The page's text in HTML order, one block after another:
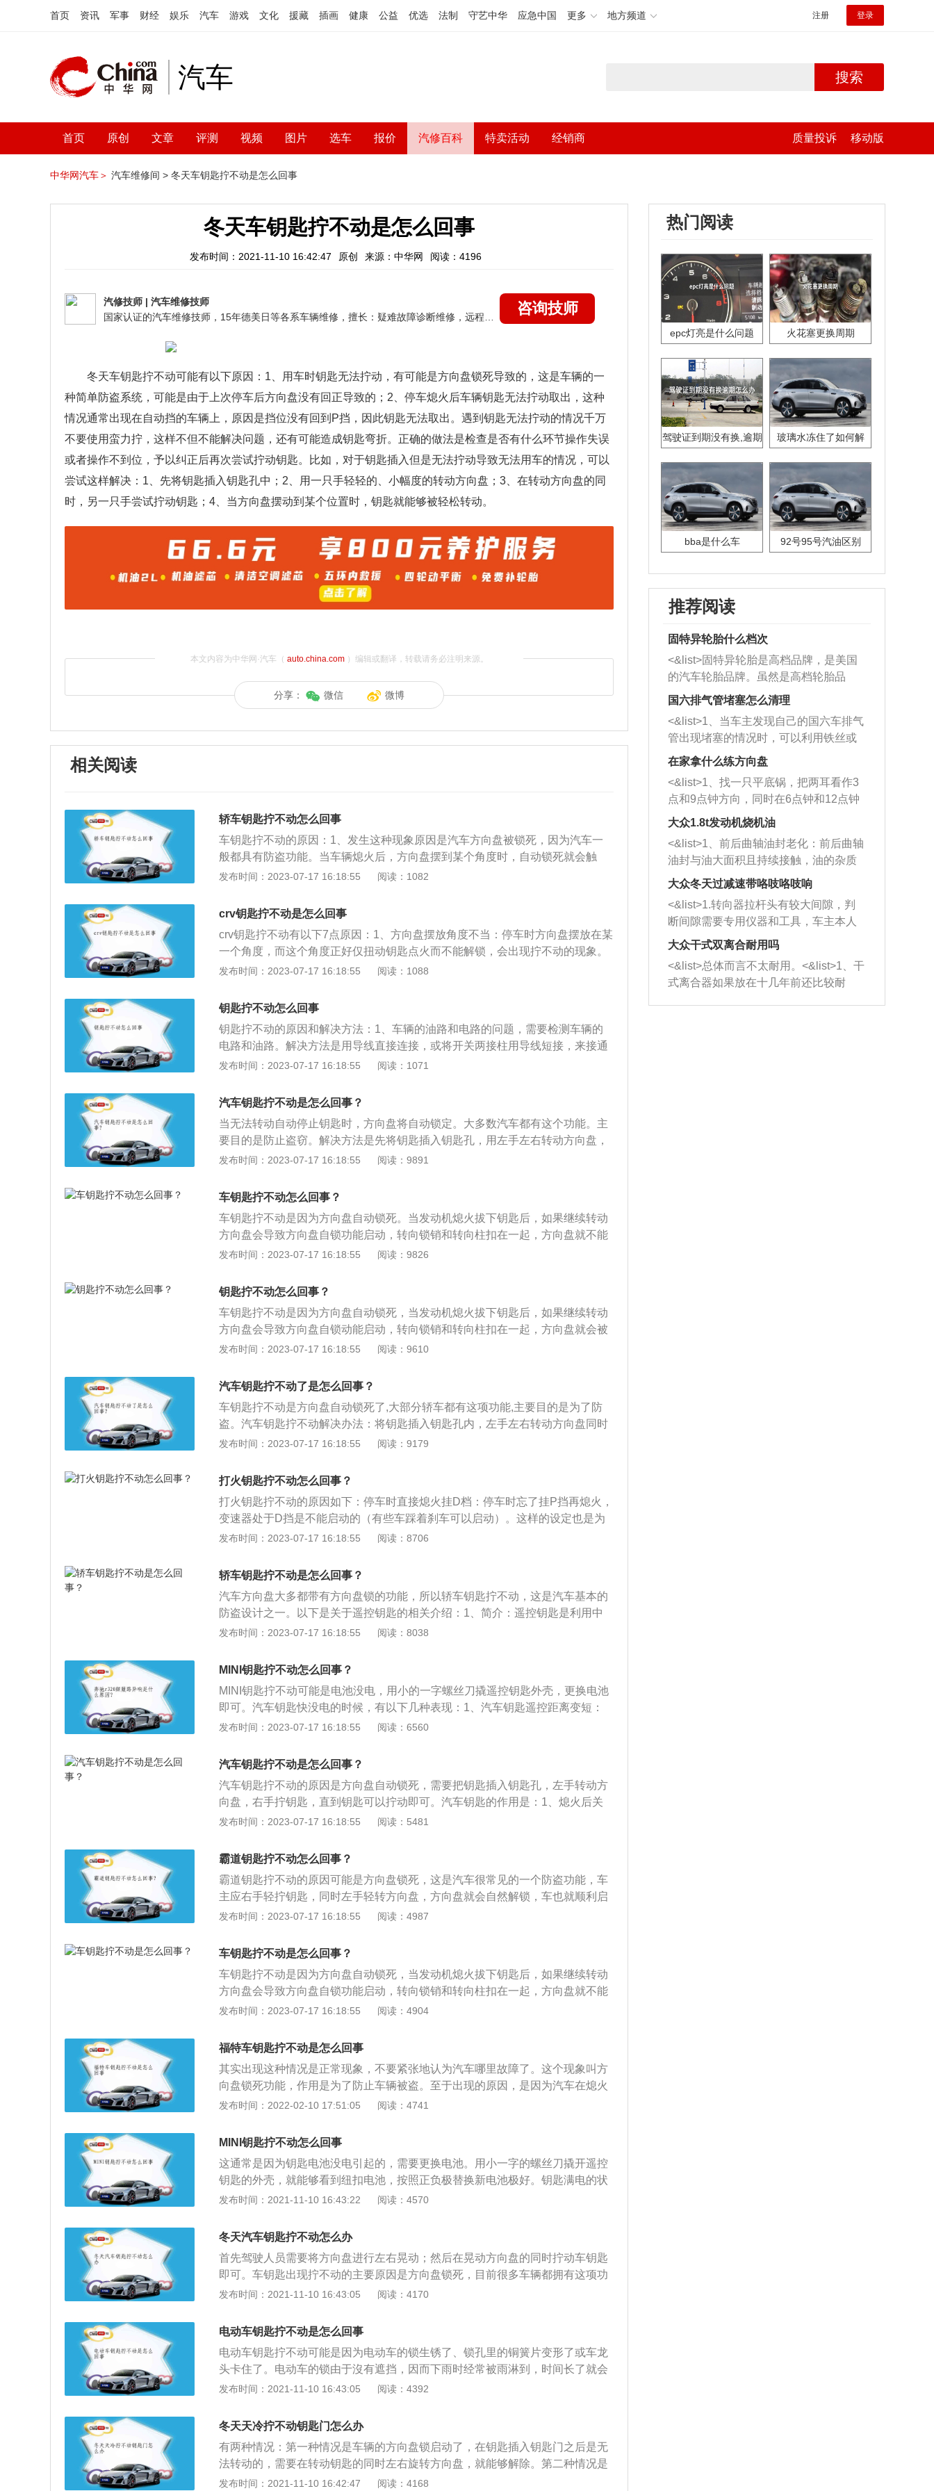
首页 资讯 军事 财经 娱乐 汽车 游戏 文化 援藏 插画 健康 公益 优选 法制 守艺中华 应急中国 更多 地方频道 注册 登录
汽车 搜索
首页 原创 文章 评测 视频 图片 选车 报价 汽修百科 特卖活动 经销商 质量投诉 移动版
中华网汽车＞ 汽车维修间 > 冬天车钥匙拧不动是怎么回事
冬天车钥匙拧不动是怎么回事
发布时间：2021-11-10 16:42:47 原创 来源：中华网 阅读：4196
汽修技师 | 汽车维修技师
咨询技师
冬天车钥匙拧不动可能有以下原因：1、用车时钥匙无法拧动，有可能是方向盘锁死导致的，这是车辆的一
种简单防盗系统，可能是由于上次停车后方向盘没有回正导致的；2、停车熄火后车辆钥匙无法拧动取出，这种
情况通常出现在自动挡的车辆上，原因是挡位没有回到P挡，因此钥匙无法取出。遇到钥匙无法拧动的情况千万
不要使用蛮力拧，这样不但不能解决问题，还有可能造成钥匙弯折。正确的做法是检查是否有什么环节操作失误
或者操作不到位，予以纠正后再次尝试拧动钥匙。比如，对于钥匙插入但是无法拧动导致无法用车的情况，可以
尝试这样解决：1、先将钥匙插入钥匙孔中；2、用一只手轻轻的、小幅度的转动方向盘；3、在转动方向盘的同
时，另一只手尝试拧动钥匙；4、当方向盘摆动到某个位置时，钥匙就能够被轻松转动。
本文内容为中华网·汽车（ auto.china.com）编辑或翻译，转载请务必注明来源。
分享： 微信 微博
相关阅读
轿车钥匙拧不动怎么回事
车钥匙拧不动的原因：1、发生这种现象原因是汽车方向盘被锁死，因为汽车一
般都具有防盗功能。当车辆熄火后，方向盘摆到某个角度时，自动锁死就会触
发，这时候如果拿钥匙点火就不能拧不动；解决方法：当发现钥匙拧不动时，不
方法其实很简单，把钥匙插入钥匙孔，左手左右转动方向盘，右手轻轻拧钥匙，
直到钥匙可以拧动；2、由于洗车后残留的水进入钥匙孔造成，当钥匙插入锁孔
后，里面的锁止机构不能弹起，出现钥匙无法拧动；解决方法：此时不要用力去
拧钥匙，否则会造成钥匙的损坏或是变形而无法使用。应使用遥控器开启车门或
是给门锁加热的方式打开。3、忘记把档位回归到原位，所以轿车钥匙拧不动；
发布时间：2023-07-17 16:18:55 阅读：1082
crv钥匙拧不动是怎么回事
crv钥匙拧不动有以下7点原因：1、方向盘摆放角度不当：停车时方向盘摆放在某
一个角度，而这个角度正好仅扭动钥匙点火而不能解锁，会出现拧不动的现象。
解决方法：可以右手轻扭钥匙，左手轻转方向盘，方向盘就自然解锁。2、方向
方向盘转动，就会导致方向盘自锁功能启动，转向锁销和转向柱扣在一起，方向
盘就不能动，即使是插进钥匙用力拧也拧不动，这是车辆的防盗系统认为汽车存
在被盗风险，所以锁死方向盘来实现防盗功能。解决方法：需要等待一两个小时
锁定解除后，再进行解锁尝试。3、钥匙簧片磨损卡下线：如果用以上方法都很
难转动钥匙，并且可以明确判断与方向盘无关，那么故障原因应该是钥匙簧片磨
不对：例如拧钥匙的方向错了。解决方法：建议尝试向反方向拧动。5、锁芯生
锈：解决方法：可以尝试给锁芯里面加点发动机油，润滑一下，看看能否打开，
如果还是不能打开，需更换锁芯。6、钥匙不匹配：可能是后期重新配的钥匙，
的。解决方法：建议对门锁部分进行加温处理，使冻在钥匙孔中的水融化。
发布时间：2023-07-17 16:18:55 阅读：1088
钥匙拧不动怎么回事
钥匙拧不动的原因和解决方法：1、车辆的油路和电路的问题，需要检测车辆的
电路和油路。解决方法是用导线直接连接，或将开关两接柱用导线短接，来接通
点火电路。2、方向盘自动锁死的功能起动，方向盘锁死是车辆上的一种防盗功
洗车后残留的水进入钥匙孔造成的，当钥匙插入锁孔后，里面的锁止机构不能弹
起，出现钥匙无法拧动。解决方法是给钥匙孔加热打开。4、拿错钥匙了，拿成
别的钥匙。解决方法是用相对应的钥匙。以下是钥匙各项功能详解：1、解锁
键：钥匙上标有的开锁图案的按钮，用于解开车辆车门、车窗的锁定，解除防盗
功能。2、锁车键：钥匙上标有的关锁图案的按钮，用于锁定车辆的车门、车
解除后备箱的锁定。4、寻车键：钥匙上标有喇叭图案的按钮，用于远距离唤醒
车辆并发出响声，能使车主辨别车辆位置。
发布时间：2023-07-17 16:18:55 阅读：1071
汽车钥匙拧不动是怎么回事？
当无法转动自动停止钥匙时，方向盘将自动锁定。大多数汽车都有这个功能。主
要目的是防止盗窃。解决方法是先将钥匙插入钥匙孔，用左手左右转动方向盘，
然后用右手转动钥匙，直到钥匙可以转动为止，方向盘将解锁。当发现钥匙无法
拔出，这在自动档车辆中经常发生。原因是自动档车辆并没有真正回到P档的位
置。有时它看起来好像已经回到了原来的位置，但它没有接触到电子传感器，或
者齿轮槽中有硬币和其他东西阻碍了它的返回。车主应检查挡槽内是否有异物并
清理干净；启动汽车，再次移动档位，确认其完全返回，然后拔出钥匙。
发布时间：2023-07-17 16:18:55 阅读：9891
车钥匙拧不动怎么回事？
车钥匙拧不动是因为方向盘自动锁死。当发动机熄火拔下钥匙后，如果继续转动
方向盘会导致方向盘自锁功能启动，转向锁销和转向柱扣在一起，方向盘就不能
动了，再插进钥匙时用力拧也拧不动。解决方法是：在拧汽车钥匙的同时轻微转
动方向盘就会自动落锁。随着对防盗安全意识的增强，现在的汽车都增设有方向
盘锁止构造，也就是说盗贼进入车内只要转一下方向盘，即处于方向盘锁死状
态，即便发动车也只能原地转圈。
发布时间：2023-07-17 16:18:55 阅读：9826
钥匙拧不动怎么回事？
车钥匙拧不动是因为方向盘自动锁死，当发动机熄火拔下钥匙后，如果继续转动
方向盘会导致方向盘自锁动能启动，转向锁销和转向柱扣在一起，方向盘就会被
锁定。关于车钥匙hold按键的相关信息如下：1、简介：hold键长按几秒开启后备
2、其他功能：hold键不是后备箱开启键，是远程启动发动机按钮。在远程距离
内，按住2至3秒种，汽车自动启动。这个功能在冬天和夏天时，可以提前调整车
内温度。
发布时间：2023-07-17 16:18:55 阅读：9610
汽车钥匙拧不动了是怎么回事？
车钥匙拧不动是方向盘自动锁死了,大部分轿车都有这项功能,主要目的是为了防
盗。汽车钥匙拧不动解决办法：将钥匙插入钥匙孔内，左手左右转动方向盘同时
右手拧动钥匙，直到可以拧动即可。汽车钥匙的作用：汽车遥控钥匙主要作用是
匙端发出信号。信号中包含相应的命令信息,汽车端天线接收到电波信号,经过车身
控制模块BCM认证后,有执行器实现开锁/闭锁的动作。
发布时间：2023-07-17 16:18:55 阅读：9179
打火钥匙拧不动怎么回事？
打火钥匙拧不动的原因如下：停车时直接熄火挂D档：停车时忘了挂P挡再熄火，
变速器处于D挡是不能启动的（有些车踩着刹车可以启动）。这样的设定也是为
了安全考虑，挂着有挡位的车子一启动就自动往前冲，而且是在毫不知情的情况
正常启动。停车后方向盘没回正：这其实不是车的问题，而是在拔下车钥匙后，
方向盘没回正或有转动，就会导致方向盘自锁功能启动，转向锁销和转向柱扣在
一起，方向盘就不能动，即使是插进钥匙用力拧也拧不动。这个功能是大部分车
型都具有的普通防盗功能。解决方法也很简单，就是边晃方向盘边拧钥匙，否则
就是把钥匙拧断了也不可能启动发动机。
发布时间：2023-07-17 16:18:55 阅读：8706
轿车钥匙拧不动是怎么回事？
汽车方向盘大多都带有方向盘锁的功能，所以轿车钥匙拧不动，这是汽车基本的
防盗设计之一。以下是关于遥控钥匙的相关介绍：1、简介：遥控钥匙是利用中
控锁的无线遥控功能，不用把钥匙键插入锁孔中就可以远距离开门和锁门的钥
收该电波信号，经电子控制单元（ECU,ElectronicControlUnit）识别信号代码，
再由该系统的执行器（电动机或电磁线圈）执行开/闭锁的动作。
发布时间：2023-07-17 16:18:55 阅读：8038
MINI钥匙拧不动怎么回事？
MINI钥匙拧不动可能是电池没电，用小的一字螺丝刀撬遥控钥匙外壳，更换电池
即可。汽车钥匙快没电的时候，有以下几种表现：1、汽车钥匙遥控距离变短：
之前在6米以内的距离可以打开车门，钥匙没电的时候，就需要靠近车子，甚至
才有反应，那么就说明，车钥匙即将没电。3、仪表盘直接显示，有些车型的仪
表盘上会直接显示遥控钥匙剩余电量，及时更换即可。
发布时间：2023-07-17 16:18:55 阅读：6560
汽车钥匙拧不动是怎么回事？
汽车钥匙拧不动的原因是方向盘自动锁死，需要把钥匙插入钥匙孔，左手转动方
向盘，右手拧钥匙，直到钥匙可以拧动即可。汽车钥匙的作用是：1、熄火后关
车窗，车窗会自动升起关闭；2、停车场找车方便；3、自动开后备箱；4、遥控
乱扔；3、备用钥匙不要放在车内；4、更换电池前，要先看清电池更换图解，尽
量选择原装电池；5、不要接触金属物品。
发布时间：2023-07-17 16:18:55 阅读：5481
霸道钥匙拧不动怎么回事？
霸道钥匙拧不动的原因可能是方向盘锁死，这是汽车很常见的一个防盗功能，车
主应右手轻拧钥匙，同时左手轻转方向盘，方向盘就会自然解锁，车也就顺利启
动。汽车钥匙是开关汽车的工具，现在汽车钥匙均使用芯片，为磁性芯片系统。
动机提供强劲输出功率及扭矩，配以高度坚固的车架以及强化的悬架系统，崎岖
的旅途也会变得舒适顺畅。
发布时间：2023-07-17 16:18:55 阅读：4987
车钥匙拧不动是怎么回事？
车钥匙拧不动是因为方向盘自动锁死，当发动机熄火拔下钥匙后，如果继续转动
方向盘会导致方向盘自锁功能启动，转向锁销和转向柱扣在一起，方向盘就不能
动了，再插进钥匙时用力拧也拧不动，解决方法是在拧汽车钥匙的同时轻微转动
方向盘就会自动落锁。随着对防盗安全意识的增强，现在的汽车都增设有方向盘
锁止构造，也就是说盗贼进入车内只要转一下方向盘，即处于方向盘锁死状态，
即便发动车也只能原地转圈。
发布时间：2023-07-17 16:18:55 阅读：4904
福特车钥匙拧不动是怎么回事
其实出现这种情况是正常现象，不要紧张地认为汽车哪里故障了。这个现象叫方
向盘锁死功能，作用是为了防止车辆被盗。至于出现的原因，是因为汽车在熄火
后不小心转动了方向盘。也就是说，如果熄火后不转动方向盘，方向盘锁死功能
性，就会自动锁死方向盘。解决的办法很简单：只要手握方向盘先往回正的方向
转，不行的话再左右两边转，同时另一只手拧动钥匙，就可以解锁，这时候就可
以点火启动汽车了。如果是福特的无钥匙启动的车型，出现这种情况，要先按一
下一键启动，然后踩着刹车，转动方向盘，然后再按一次一键启动即可。
发布时间：2022-02-10 17:51:05 阅读：4741
MINI钥匙拧不动怎么回事
这通常是因为钥匙电池没电引起的，需要更换电池。用小一字的螺丝刀撬开遥控
钥匙的外壳，就能够看到纽扣电池，按照正负极替换新电池极好。钥匙满电的状
态下使用寿命是三年左右。MINI是宝马公司的一款小型汽车品牌，创建于1959
E、MINIPACEMAN等。当汽车钥匙电量过低的时候，会有四种表现。第一是汽
车钥匙遥控距离变短，比如之前距离6米就能够控制车门，而现在却得靠近车门
才有反应。第二是遥控车门的时候会偶发失灵状态，甚至要按下多次才能够反应
过来。第三是仪表盘会直接显示遥控钥匙的剩余电量，发现电量即将不足的时候
就需要及时更换。第四是观察汽车钥匙上的指示灯，对比平时来说黯淡了很多，
发布时间：2021-11-10 16:43:22 阅读：4570
冬天汽车钥匙拧不动怎么办
首先驾驶人员需要将方向盘进行左右晃动；然后在晃动方向盘的同时拧动车钥匙
即可。车钥匙出现拧不动的主要原因是方向盘锁死，目前很多车辆都拥有这项功
能，其主要目的是为了防止车辆被盗。在日常使用车辆的时候，若车辆熄火之
言之，此时，钥匙是拧不动的；此外，驾驶人员需要注意的是，当钥匙出现拧不
动的现象时，一定不要使更大的力气拧钥匙，很容易造成钥匙内部的断裂，带来
更大的麻烦。
发布时间：2021-11-10 16:43:05 阅读：4170
电动车钥匙拧不动是怎么回事
电动车钥匙拧不动可能是因为电动车的锁生锈了、锁孔里的铜簧片变形了或车龙
头卡住了。电动车的锁由于沒有遮挡，因而下雨时经常被雨淋到，时间长了就会
造成锈蚀，引起车钥匙插进去却无法运转的状况。这个时候可以往锁眼里添加一
间的插入运转，影响到锁孔里的铜簧片发生变形，也有可能影响到车钥匙拧不动
的状况，在这样的状况下，只能将铜簧片拆出来实行修整或更换。假如停车时，
车龙头卡住了，那么下次开锁时车钥匙会拧不动，这个时候可以试试将电动车向
前后推动一下，松动车龙头即可拧动车钥匙。
发布时间：2021-11-10 16:43:05 阅读：4392
冬天天冷拧不动钥匙门怎么办
有两种情况：第一种情况是车辆的方向盘锁启动了，在钥匙插入钥匙门之后是无
法转动的，需要在转动钥匙的同时左右旋转方向盘，就能够解除。第二种情况是
车辆的钥匙门出现了损坏，这和气温是没有关系的。机动车辆在冬季的时候出现
发布时间：2021-11-10 16:42:47 阅读：4168
热门阅读
epc灯亮是什么问题 火花塞更换周期
驾驶证到期没有换,逾期
玻璃水冻住了如何解
bba是什么车 92号95号汽油区别
推荐阅读
固特异轮胎什么档次
<&list>固特异轮胎是高档品牌，是美国
的汽车轮胎品牌。虽然是高档轮胎品
牌，但是中高低端的轮胎都有生产，这
也是为了更好的开拓市场。
国六排气管堵塞怎么清理
<&list>1、当车主发现自己的国六车排气
管出现堵塞的情况时，可以利用铁丝或
者是细棍，直接将杂物给取出来，如果
堵塞情况比较严重，也可以采取应急措
施。 <&list>2、直接利用木棍将所有的
杂物推到排气管里面的位置处，然后将
三元催化器拆解开，就可以将堵塞的东
西取出来。但如果是因为积碳过多引起
的堵塞，就需要将三元催化器泡在草酸
洗剂对堵塞的情况得到解决，将清洗剂
放在燃油箱中，与燃油混合后，车辆启
动时，就可以和汽油一起进入到燃烧
室，最后形成废气排出，就可以让三元
催化器得到清洗，排气管堵塞的情况就
能够得到解决。
在家拿什么练方向盘
<&list>1、找一只平底锅，把两耳看作3
点和9点钟方向，同时在6点钟和12点钟
方向做一个标记。 <&list>2、双手握住
一圈半的练习，往右同样也要打相同的
圈数。 <&list>3、最后强调要反复练
习，这样就可以形成肌肉记忆，在真实
驾驶车辆时，不需要记忆也能打好方
向。
大众1.8t发动机烧机油
<&list>1、前后曲轴油封老化：前后曲轴
油封与油大面积且持续接触，油的杂质
和发动机内持续温度变化使其密封效果
逐渐减弱，导致渗油或漏油。<&list>2、
活塞间隙过大：积碳会使活塞环与缸体
的间隙扩大，导致机油流入燃烧室中，
造成烧机油。<&list>3、机油粘度。使用
机油粘度过小的话，同样会有烧机油现
象，机油粘度过小具有很好的流动性，
大众冬天过减速带咯吱咯吱响
<&list>1.转向器拉杆头有较大间隙，判
断间隙需要专用仪器和工具，车主本人
无法制作，需要将车辆送到修理厂或4s
店；<&list>2.车辆半轴套管防尘罩破
裂，破裂后会出现漏油现象，使半轴磨
损严重，磨损的半轴容易损坏，产生异
响；<&list>3.稳定器的转向胶套和球头
大众干式双离合耐用吗
<&list>总体而言不太耐用。<&list>1、干
式离合器如果放在十几年前还比较耐